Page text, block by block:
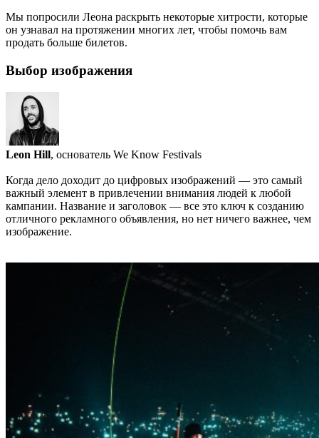
Мы попросили Леона раскрыть некоторые хитрости, которые
он узнавал на протяжении многих лет, чтобы помочь вам
продать больше билетов.
Выбор изображения
Leon Hill, основатель We Know Festivals
Когда дело доходит до цифровых изображений — это самый
важный элемент в привлечении внимания людей к любой
кампании. Название и заголовок — все это ключ к созданию
отличного рекламного объявления, но нет ничего важнее, чем
изображение.